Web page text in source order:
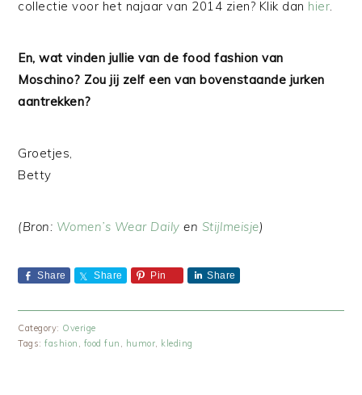
collectie voor het najaar van 2014 zien? Klik dan hier.
En, wat vinden jullie van de food fashion van
Moschino? Zou jij zelf een van bovenstaande jurken
aantrekken?
Groetjes,
Betty
(Bron: Women’s Wear Daily en Stijlmeisje)
Share Share Pin Share
Category: Overige
Tags:fashion , food fun , humor, kleding